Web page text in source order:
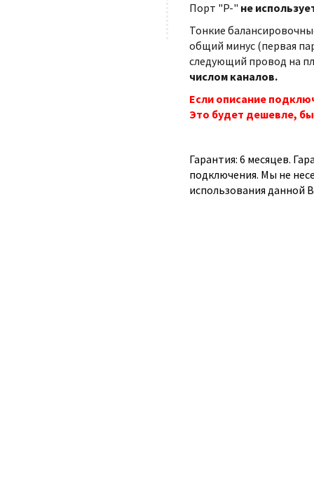
Порт "P-" не
Тонкие
общий минус (первая
следующий провод на
числом каналов.
Если описание
Это будет дешевле,
Гарантия: 6 месяцев.
подключения. Мы не
использования данной